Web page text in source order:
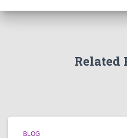
Related
BLOG